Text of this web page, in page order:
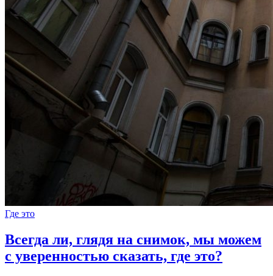
Где это
Всегда ли, глядя на снимок, мы можем
с уверенностью сказать, где это?